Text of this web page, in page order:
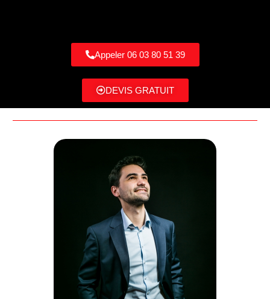
Appeler 06 03 80 51 39
DEVIS GRATUIT